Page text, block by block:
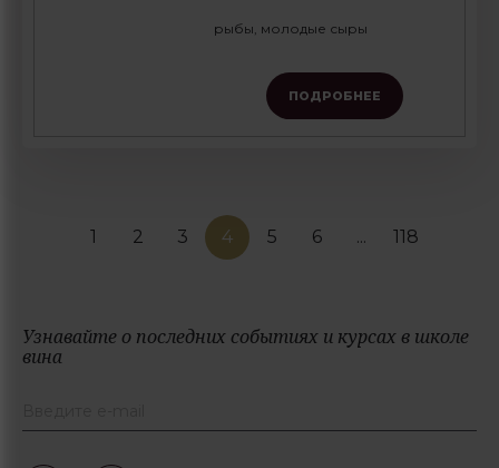
рыбы, молодые сыры
ПОДРОБНЕЕ
1 2 3 4 5 6 ... 118
Узнавайте о последних событиях и курсах в школе
вина